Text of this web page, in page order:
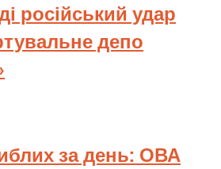
російський удар
депо
за день: ОВА